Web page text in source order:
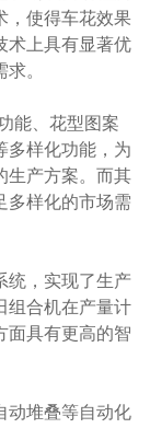
，使得车花效果
术上具有显著优
。
能、花型图案
多样化功能，为
生产方案。而其
多样化的市场需
统，实现了生产
组合机在产量计
面具有更高的智
动堆叠等自动化